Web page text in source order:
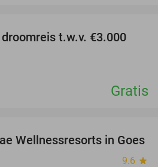
t.w.v. €3.000
Gratis
49%
Wellnessresorts in Goes
9.6 star